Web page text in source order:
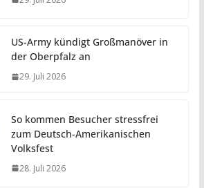
US-Army kündigt Großmanöver in
der Oberpfalz an
29. Juli 2026
So kommen Besucher stressfrei
zum Deutsch-Amerikanischen
Volksfest
28. Juli 2026